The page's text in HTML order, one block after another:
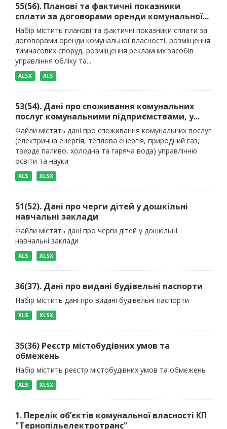
55(56). Планові та фактичні показники
сплати за договорами оренди комунальної...
Набір містить планові та фактичні показники сплати за
договорами оренди комунальної власності, розміщення
тимчасових споруд, розміщення рекламних засобів
управління обліку та...
XLSX XLS
53(54). Дані про споживання комунальних
послуг комунальними підприємствами, у...
Файли містять дані про споживання комунальних послуг
(електрична енергія, теплова енергія, природний газ,
тверде паливо, холодна та гаряча вода) управлінню
освіти та науки
XLS XLSX
51(52). Дані про черги дітей у дошкільні
навчальні заклади
Файли містять дані про черги дітей у дошкільні
навчальні заклади
XLS XLSX
36(37). Дані про видані будівельні паспорти
Набір містить дані про видані будівельні паспорти
XLS XLSX
35(36) Реєстр містобудівних умов та
обмежень
Набір містить реєстр містобудівних умов та обмежень
XLS XLSX
1. Перелік об’єктів комунальної власності КП
"Тернопільелектротранс"